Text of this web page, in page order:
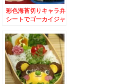
彩色海苔切りキャラ弁
シートでゴーカイジャ